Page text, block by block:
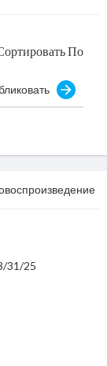
По
31/25